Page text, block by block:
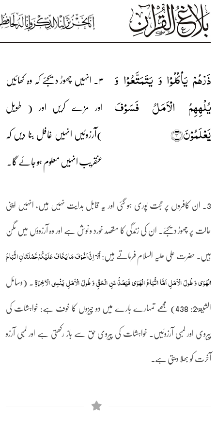
ذَرۡہُمۡ یَاۡکُلُوۡا وَ یَتَمَتَّعُوۡا وَ
یُلۡہِہِمُ الۡاَمَلُ فَسَوۡفَ
یَعۡلَمُوۡنَ﴿۳﴾
۳۔ انہیں چھوڑ دیجئے کہ وہ کھائیں
اور مزے کریں اور ( طویل
)آرزوئیں انہیں غافل بنا دیں کہ
عنقریب انہیں معلوم ہو جائے گا۔
3۔ ان کافروں پر حجت پوری ہو گئی اور یہ قابل ہدایت نہیں ہیں، انہیں اپنی
حالت پر چھوڑ دیجئے۔ ان کی زندگی کا مقصد خورد و نوش ہے اور وہ آرزوؤں میں مگن
ہیں۔ حضرت علی علیہ السلام فرماتے ہیں:أَلَا اِنَّ اَخْوَفَ مَا یُخَافُ عَلَیْکُمْ خَصْلَتَانِ اتَّبَاعُ
الْھَوَی وَ طُولُ الْاَمَلِ اَمَّا اتَّبَاعُ الْھَوَی فَیَصُدُّ عَنِ الْحَقِّ وَ طُولُ الْاَمَلِ یُنْسِی الْآخِرَۃِ۔ (وسائل
الشیعۃ2: 438) مجھے تمہارے بارے میں دو چیزوں کا خوف ہے: خواہشات کی
پیروی اور لمبی آرزوئیں۔ خواہشات کی پیروی حق سے باز رکھتی ہے اور لمبی آرزو
آخرت کو بھلا دیتی ہے۔